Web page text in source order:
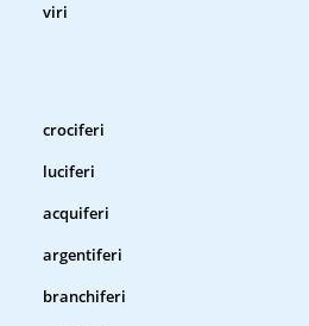
viri
crociferi
luciferi
acquiferi
argentiferi
branchiferi